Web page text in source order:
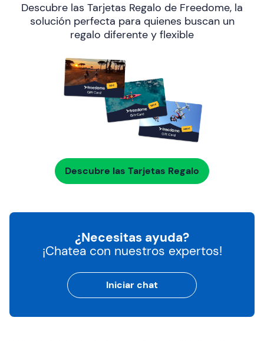
Descubre las Tarjetas Regalo de Freedome, la
solución perfecta para quienes buscan un
regalo diferente y flexible
Descubre las Tarjetas Regalo
¿Necesitas ayuda?
¡Chatea con nuestros expertos!
Iniciar chat